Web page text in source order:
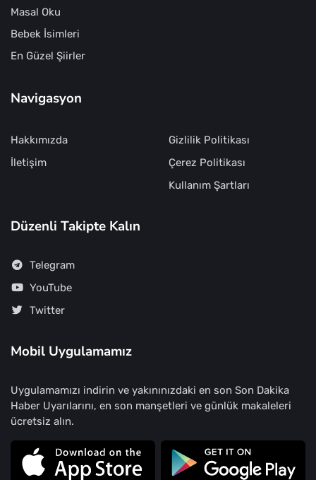
Masal Oku
Bebek İsimleri
En Güzel Şiirler
Navigasyon
Hakkımızda
İletişim
Gizlilik Politikası
Çerez Politikası
Kullanım Şartları
Düzenli Takipte Kalın
Telegram
YouTube
Twitter
Mobil Uygulamamız
Uygulamamızı indirin ve yakınınızdaki en son Son Dakika
Haber Uyarılarını, en son manşetleri ve günlük makaleleri
ücretsiz alın.